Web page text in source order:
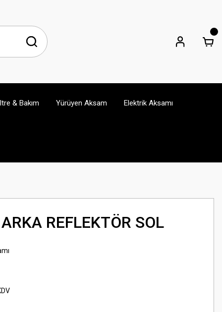
& Bakım Yürüyen Aksam Elektrik Aksamı
REFLEKTÖR SOL